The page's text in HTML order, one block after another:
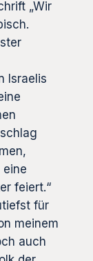
„Wir
Israelis
eine
feiert.“
für
meinem
auch